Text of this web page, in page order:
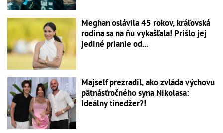
Meghan oslávila 45 rokov, kráľovská
rodina sa na ňu vykašľala! Prišlo jej
jediné prianie od...
Majself prezradil, ako zvláda výchovu
pätnásťročného syna Nikolasa:
Ideálny tínedžer?!